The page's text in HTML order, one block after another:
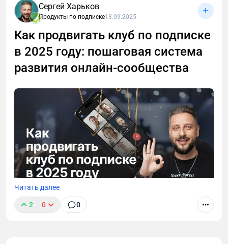
Желательно с минимальными бюджетами или
вообще без них. В статье дам конкретные
шаблоны, которые помогут вам выстроить бизнес-
процессы для роста вашего клуба по подписке.
Сергей Харьков
Продукты по подписке18.09.2025
Как продвигать клуб по подписке
в 2025 году: пошаговая система
развития онлайн-сообщества
Читать далее
2 0 0